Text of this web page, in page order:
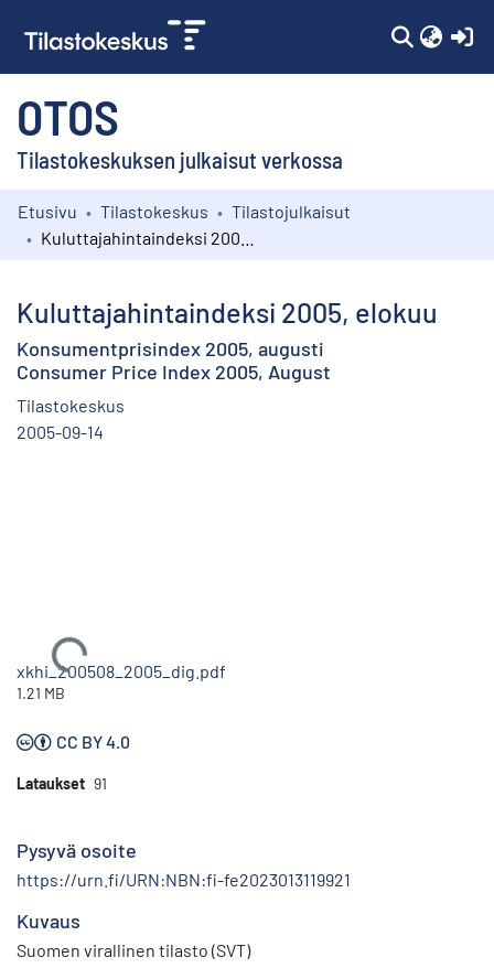
OTOS
Tilastokeskuksen julkaisut verkossa
Kokoelmat
Etusivu Tilastokeskus
Tilastojulkaisut
Kuluttajahintaindeksi 2005, elokuu
Konsumentprisindex 2005, augusti
Consumer Price Index 2005, August
Tilastokeskus
2005-09-14
Ladataan...
xkhi_200508_2005_dig.pdf
1.21 MB
CC BY 4.0
Lataukset 91
Pysyvä osoite
https://urn.fi/URN:NBN:fi-fe2023013119921
Kuvaus
Suomen virallinen tilasto (SVT)